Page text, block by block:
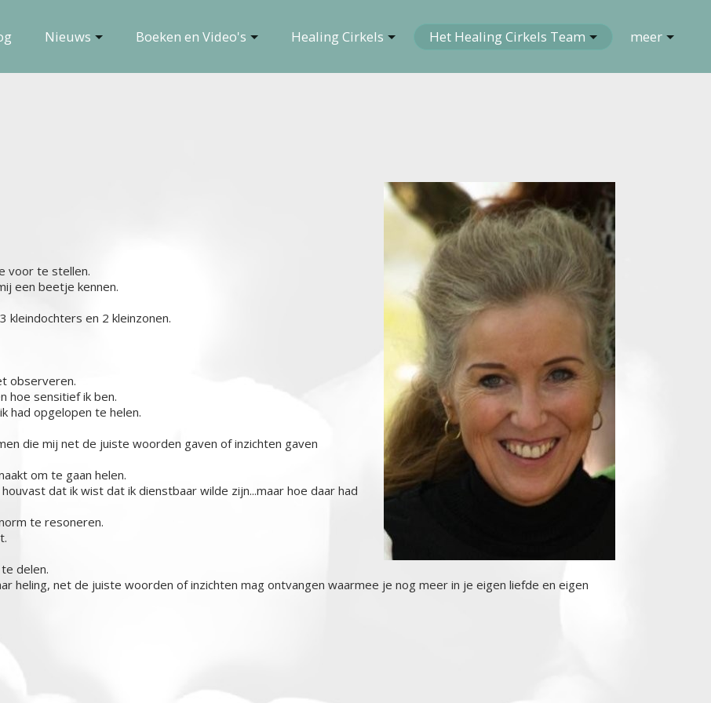
Nieuws Boeken en Video's Healing Cirkels Het Healing Cirkels Team meer
voor te stellen.
een beetje kennen.
kleindochters en 2 kleinzonen.
observeren.
hoe sensitief ik ben.
had opgelopen te helen.
die mij net de juiste woorden gaven of inzichten gaven
om te gaan helen.
dat ik wist dat ik dienstbaar wilde zijn...maar hoe daar had
te resoneren.
delen.
heling, net de juiste woorden of inzichten mag ontvangen waarmee je nog meer in je eigen liefde en eigen